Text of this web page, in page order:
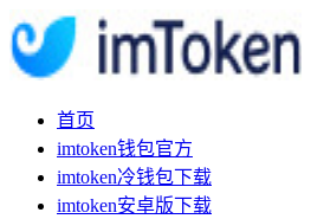
首页
imtoken钱包官方
imtoken冷钱包下载
imtoken安卓版下载